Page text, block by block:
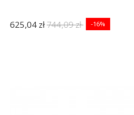
625,04 zł744,09 zł -16%